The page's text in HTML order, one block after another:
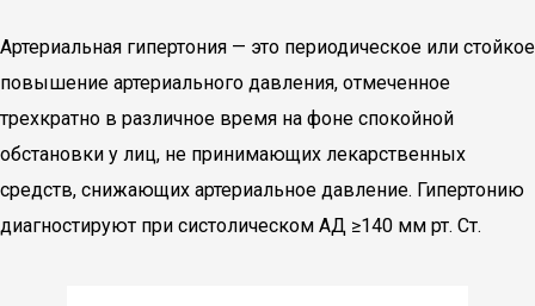
Артериальная гипертония — это периодическое или стойкое
повышение артериального давления, отмеченное
трехкратно в различное время на фоне спокойной
обстановки у лиц, не принимающих лекарственных
средств, снижающих артериальное давление. Гипертонию
диагностируют при систолическом АД ≥140 мм рт. Ст.